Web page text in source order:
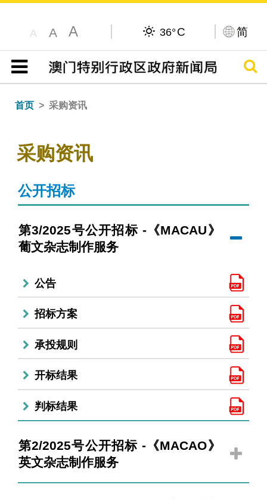
A A A 36° C 简
目录
搜寻
首页 采购资讯
采购资讯
公开招标
第3/2025号公开招标 -《MACAU》
葡文杂志制作服务
公告
招标方案
承投规则
开标结果
判标结果
第2/2025号公开招标 -《MACAO》
英文杂志制作服务